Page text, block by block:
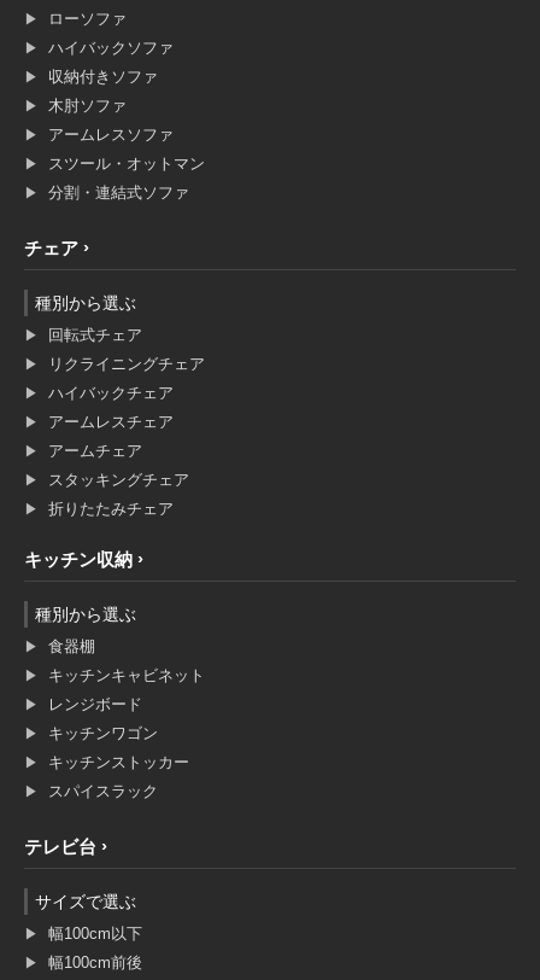
ローソファ
ハイバックソファ
収納付きソファ
木肘ソファ
アームレスソファ
スツール・オットマン
分割・連結式ソファ
チェア
種別から選ぶ
回転式チェア
リクライニングチェア
ハイバックチェア
アームレスチェア
アームチェア
スタッキングチェア
折りたたみチェア
キッチン収納
種別から選ぶ
食器棚
キッチンキャビネット
レンジボード
キッチンワゴン
キッチンストッカー
スパイスラック
テレビ台
サイズで選ぶ
幅100cm以下
幅100cm前後